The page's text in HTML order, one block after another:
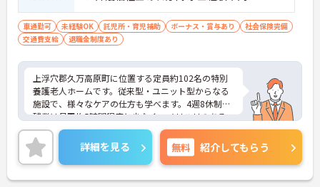
車通勤可 未経験OK 託児所・育児補助 ボーナス・賞与あり
社会保険完備
交通費支給
退職金制度あり
上浮穴郡久万高原町に位置する定員約102名の特別
養護老人ホームです。従来型・ユニット型からなる
施設で、様々なケアの仕方も学べます。4週8休制、
残業は月平均5時間程度と少なく、メリハリのある
勤務が叶います。ベテランスタッフが丁寧に指導し
てくださいますので、未経験の方も安心です。ご興
味のある方には、面接対策ポイントなど、さらに詳
細をお話しいたしますのでお気軽にご相談くださ
い！
詳細を見る 無料 紹介してもらう